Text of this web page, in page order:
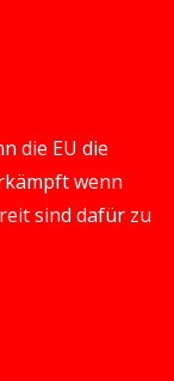
die EU die
wenn
sind dafür zu